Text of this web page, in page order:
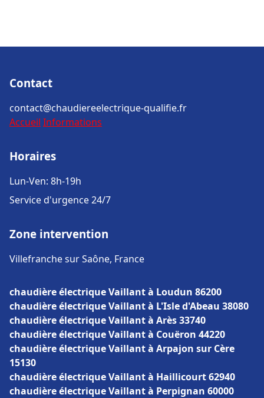
Contact
contact@chaudiereelectrique-qualifie.fr
Accueil Informations
Horaires
Lun-Ven: 8h-19h
Service d'urgence 24/7
Zone intervention
Villefranche sur Saône, France
chaudière électrique Vaillant à Loudun 86200
chaudière électrique Vaillant à L'Isle d'Abeau 38080
chaudière électrique Vaillant à Arès 33740
chaudière électrique Vaillant à Couëron 44220
chaudière électrique Vaillant à Arpajon sur Cère
15130
chaudière électrique Vaillant à Haillicourt 62940
chaudière électrique Vaillant à Perpignan 60000